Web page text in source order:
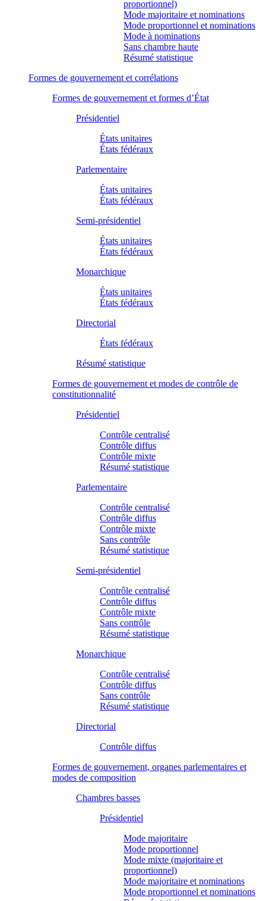
proportionnel)
Mode majoritaire et nominations
Mode proportionnel et nominations
Mode à nominations
Sans chambre haute
Résumé statistique
Formes de gouvernement et corrélations
Formes de gouvernement et formes d’État
Présidentiel
États unitaires
États fédéraux
Parlementaire
États unitaires
États fédéraux
Semi-présidentiel
États unitaires
États fédéraux
Monarchique
États unitaires
États fédéraux
Directorial
États fédéraux
Résumé statistique
Formes de gouvernement et modes de contrôle de
constitutionnalité
Présidentiel
Contrôle centralisé
Contrôle diffus
Contrôle mixte
Résumé statistique
Parlementaire
Contrôle centralisé
Contrôle diffus
Contrôle mixte
Sans contrôle
Résumé statistique
Semi-présidentiel
Contrôle centralisé
Contrôle diffus
Contrôle mixte
Sans contrôle
Résumé statistique
Monarchique
Contrôle centralisé
Contrôle diffus
Sans contrôle
Résumé statistique
Directorial
Contrôle diffus
Formes de gouvernement, organes parlementaires et
modes de composition
Chambres basses
Présidentiel
Mode majoritaire
Mode proportionnel
Mode mixte (majoritaire et
proportionnel)
Mode majoritaire et nominations
Mode proportionnel et nominations